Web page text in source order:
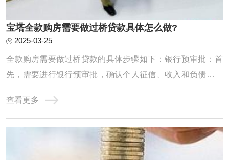
宝塔全款购房需要做过桥贷款具体怎么做?
2025-03-25
‌全款购房需要做过桥贷款的具体步骤如下‌：‌银行预审批‌：首
先，需要进行银行预审批，确认个人征信、收入和负债情况
的费用。例如，如果需要过桥50万，就必须确认银行能否贷
出这么多钱‌。‌计算过桥费用‌：在确认银行预审批通过后，需
要计算过桥费用。从出资日开 ...
查看更多